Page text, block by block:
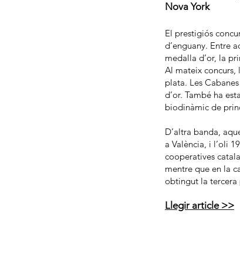
Nova York
El prestigiós
d’enguany. Entre
medalla d’or, la
Al mateix concurs,
plata. Les
d’or. També ha
biodinàmic de
D’altra banda,
a València, i l’oli
cooperatives
mentre que en la
obtingut la tercera
Llegir article >>